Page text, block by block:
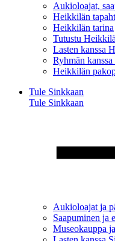
Aukioloajat,
Heikkilän
Heikkilän tarina
Tutustu
Lasten kanssa
Ryhmän
Heikkilän
Tule Sinkkaan
Tule Sinkkaan
Aukioloajat ja
Saapuminen ja
Museokauppa